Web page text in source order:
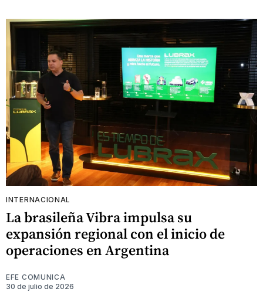
INTERNACIONAL
La brasileña Vibra impulsa su
expansión regional con el inicio de
operaciones en Argentina
EFE COMUNICA
30 de julio de 2026